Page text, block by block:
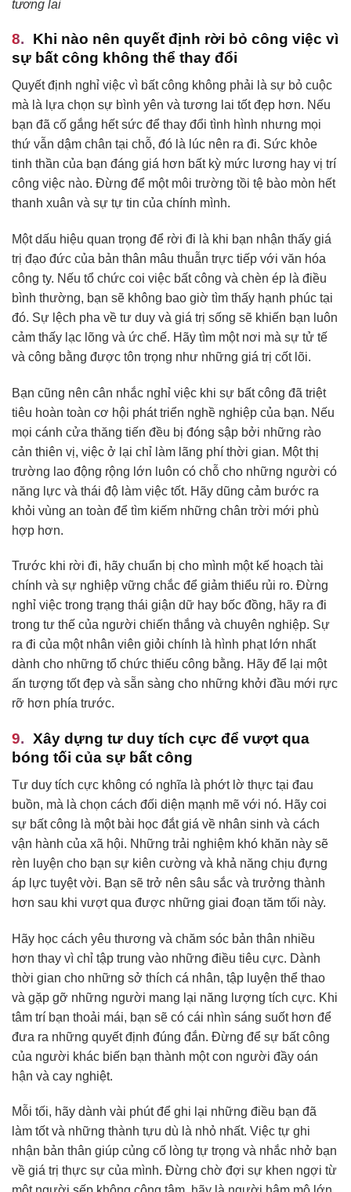
tương lai
Khi nào nên quyết định rời bỏ công việc vì
sự bất công không thể thay đổi
Quyết định nghỉ việc vì bất công không phải là sự bỏ cuộc
mà là lựa chọn sự bình yên và tương lai tốt đẹp hơn. Nếu
bạn đã cố gắng hết sức để thay đổi tình hình nhưng mọi
thứ vẫn dậm chân tại chỗ, đó là lúc nên ra đi. Sức khỏe
tinh thần của bạn đáng giá hơn bất kỳ mức lương hay vị trí
công việc nào. Đừng để một môi trường tồi tệ bào mòn hết
thanh xuân và sự tự tin của chính mình.
Một dấu hiệu quan trọng để rời đi là khi bạn nhận thấy giá
trị đạo đức của bản thân mâu thuẫn trực tiếp với văn hóa
công ty. Nếu tổ chức coi việc bất công và chèn ép là điều
bình thường, bạn sẽ không bao giờ tìm thấy hạnh phúc tại
đó. Sự lệch pha về tư duy và giá trị sống sẽ khiến bạn luôn
cảm thấy lạc lõng và ức chế. Hãy tìm một nơi mà sự tử tế
và công bằng được tôn trọng như những giá trị cốt lõi.
Bạn cũng nên cân nhắc nghỉ việc khi sự bất công đã triệt
tiêu hoàn toàn cơ hội phát triển nghề nghiệp của bạn. Nếu
mọi cánh cửa thăng tiến đều bị đóng sập bởi những rào
cản thiên vị, việc ở lại chỉ làm lãng phí thời gian. Một thị
trường lao động rộng lớn luôn có chỗ cho những người có
năng lực và thái độ làm việc tốt. Hãy dũng cảm bước ra
khỏi vùng an toàn để tìm kiếm những chân trời mới phù
hợp hơn.
Trước khi rời đi, hãy chuẩn bị cho mình một kế hoạch tài
chính và sự nghiệp vững chắc để giảm thiểu rủi ro. Đừng
nghỉ việc trong trạng thái giận dữ hay bốc đồng, hãy ra đi
trong tư thế của người chiến thắng và chuyên nghiệp. Sự
ra đi của một nhân viên giỏi chính là hình phạt lớn nhất
dành cho những tổ chức thiếu công bằng. Hãy để lại một
ấn tượng tốt đẹp và sẵn sàng cho những khởi đầu mới rực
rỡ hơn phía trước.
Xây dựng tư duy tích cực để vượt qua
bóng tối của sự bất công
Tư duy tích cực không có nghĩa là phớt lờ thực tại đau
buồn, mà là chọn cách đối diện mạnh mẽ với nó. Hãy coi
sự bất công là một bài học đắt giá về nhân sinh và cách
vận hành của xã hội. Những trải nghiệm khó khăn này sẽ
rèn luyện cho bạn sự kiên cường và khả năng chịu đựng
áp lực tuyệt vời. Bạn sẽ trở nên sâu sắc và trưởng thành
hơn sau khi vượt qua được những giai đoạn tăm tối này.
Hãy học cách yêu thương và chăm sóc bản thân nhiều
hơn thay vì chỉ tập trung vào những điều tiêu cực. Dành
thời gian cho những sở thích cá nhân, tập luyện thể thao
và gặp gỡ những người mang lại năng lượng tích cực. Khi
tâm trí bạn thoải mái, bạn sẽ có cái nhìn sáng suốt hơn để
đưa ra những quyết định đúng đắn. Đừng để sự bất công
của người khác biến bạn thành một con người đầy oán
hận và cay nghiệt.
Mỗi tối, hãy dành vài phút để ghi lại những điều bạn đã
làm tốt và những thành tựu dù là nhỏ nhất. Việc tự ghi
nhận bản thân giúp củng cố lòng tự trọng và nhắc nhở bạn
về giá trị thực sự của mình. Đừng chờ đợi sự khen ngợi từ